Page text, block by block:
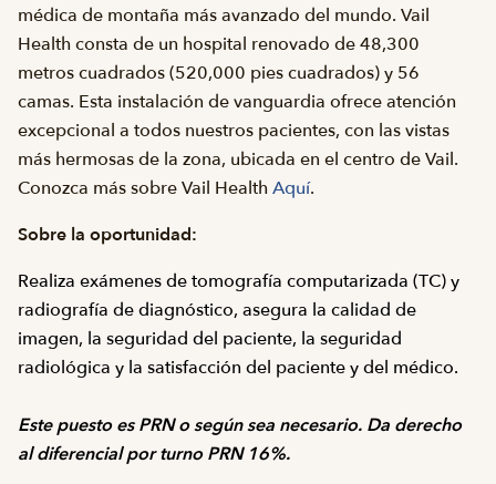
médica de montaña más avanzado del mundo. Vail
Health consta de un hospital renovado de 48,300
metros cuadrados (520,000 pies cuadrados) y 56
camas. Esta instalación de vanguardia ofrece atención
excepcional a todos nuestros pacientes, con las vistas
más hermosas de la zona, ubicada en el centro de Vail.
Conozca más sobre Vail Health Aquí.
Sobre la oportunidad:
Realiza exámenes de tomografía computarizada (TC) y
radiografía de diagnóstico, asegura la calidad de
imagen, la seguridad del paciente, la seguridad
radiológica y la satisfacción del paciente y del médico.
Este puesto es PRN o según sea necesario. Da derecho
al diferencial por turno PRN 16%.